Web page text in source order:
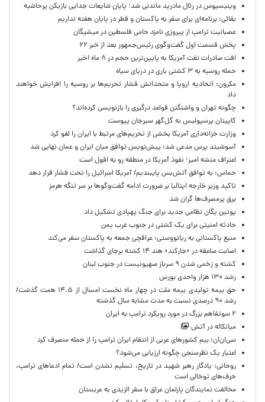
وینیسیوس در رئال مادرید ماندنی شد؛ پایان شایعات جدایی بازیکن پرحاشیه
بقائی: برنامه‌ای برای سفر به پاکستان و قطر در پایان هفته نداریم
عصبانیت ترامپ از پیروزی نامزد حامی فلسطین در میشیگان
پخش قسمت اول گفت‌وگوی رئیس‌جمهور بعد از خبر ۲۲
افت صادرات نفت آمریکا به پایین‌ترین حجم در ۸ ماه اخیر
حمله روسیه به ۳ کشتی باری در دریای سیاه
مکرون: اتحادیه اروپا و متحدانش فشار تحریم‌ها بر روسیه را افزایش خواهند
داد
چگونه تهران و واشنگتن قواعد درگیری را بازنویسی کرده‌اند؟
کاپیتان پرسپولیس به گل‌گهر سیرجان پیوست
وزارت خزانه‌داری آمریکا بخشی از تحریم‌های مرتبط با ایران را لغو کرد
آسوشیتد پرس مدعی شد: پیش‌نویس توافق میان ایران و عمان نهایی شد
اعتراف منشه امیر؛ نفوذ آمریکا در منطقه رو به افول است
حماس: به توافق آتش‌بس پایبندیم/ آمریکا اسرائیل را تحت فشار قرار دهد
تاکید وزیر خارجه ایتالیا بر ضرورت ادامه گفت‌وگوها بر سر تنگه هرمز
برق پرمصرف‌ها گران شد
پوتین یگان نظامی جدید برای جنگ پهپادی تشکیل داد
حادثه امنیتی برای یک کشتی در جنوب غرب یمن
منبع پاکستانی به ریانووستی: عراقچی جمعه به پاکستان سفر می‌کند
اصابت صاعقه در «جارکند» هند ۱۴ کشته برجای گذاشت
کشته و زخمی شدن ۹ سرباز صهیونیست در جنوب لبنان
رشد ۱۳۰ هزار واحدی بورس
حق بیمه تولیدی بیمه ملت در چهار ماه نخست امسال از ۱۴.۵ همت گذشت/
رشد ۹۰ درصدی نسبت به مدت مشابه سال گذشته
۲ سوتفاهم بزرگ در مورد رویکرد ترامپ به ایران
میانکاله در آتش
سی‌ان‌ان: بیم کشورهای عربی از انتقام ایران ترامپ را از حمله منصرف کرد
اعتبار یک نظرسنجی چگونه ارزیابی می‌شود؟
روحانی: یادگار رهبر شهید در تاریخ، تسلیم نشدن است/ تمام ادعاهای ترامپ،
حرف‌های توخالی است
مخالفت نمایندگان پارلمان عراق با سفر الزیدی به عربستان